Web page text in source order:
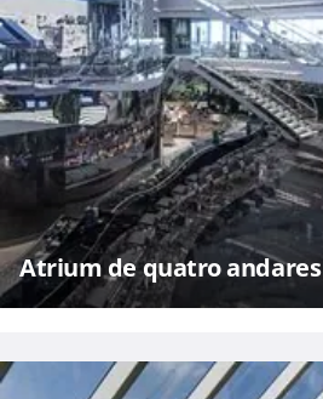
Atrium de quatro andares